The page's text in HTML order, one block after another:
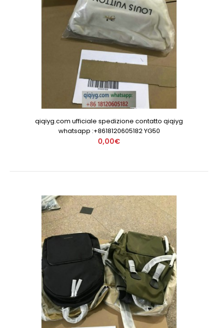
qiqiyg.com ufficiale spedizione contatto qiqiyg
whatsapp :+8618120605182 YG50
0,00€